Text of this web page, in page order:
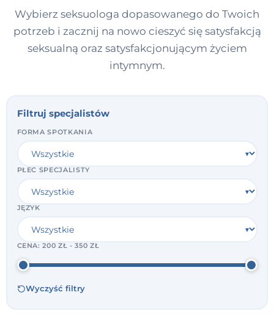
Wybierz seksuologa dopasowanego do Twoich
potrzeb i zacznij na nowo cieszyć się satysfakcją
seksualną oraz satysfakcjonującym życiem
intymnym.
Filtruj specjalistów
FORMA SPOTKANIA
PŁEĆ SPECJALISTY
JĘZYK
CENA:200 ZŁ - 350 ZŁ
Wyczyść filtry